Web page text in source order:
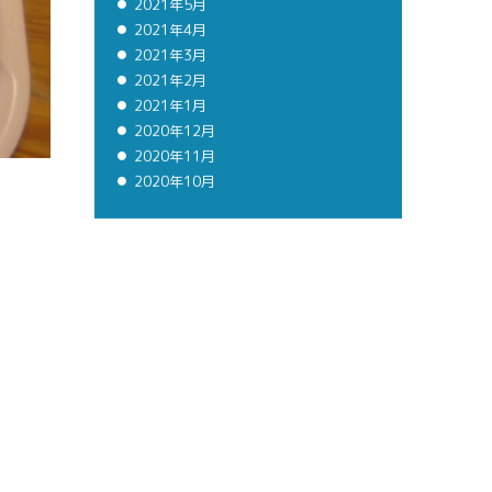
2021年5月
2021年4月
2021年3月
2021年2月
2021年1月
2020年12月
2020年11月
2020年10月